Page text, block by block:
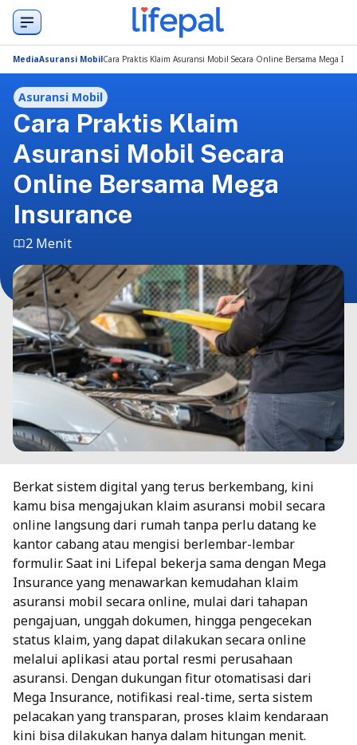
MediaAsuransi MobilCara Praktis Klaim Asuransi Mobil Secara Online Bersama Mega
Asuransi Mobil
Cara Praktis Klaim
Asuransi Mobil Secara
Online Bersama Mega
Insurance
2 Menit
Berkat sistem digital yang terus berkembang, kini
kamu bisa mengajukan klaim asuransi mobil secara
online langsung dari rumah tanpa perlu datang ke
kantor cabang atau mengisi berlembar-lembar
formulir. Saat ini Lifepal bekerja sama dengan Mega
Insurance yang menawarkan kemudahan klaim
asuransi mobil secara online, mulai dari tahapan
pengajuan, unggah dokumen, hingga pengecekan
status klaim, yang dapat dilakukan secara online
melalui aplikasi atau portal resmi perusahaan
asuransi. Dengan dukungan fitur otomatisasi dari
Mega Insurance, notifikasi real-time, serta sistem
pelacakan yang transparan, proses klaim kendaraan
kini bisa dilakukan hanya dalam hitungan menit.